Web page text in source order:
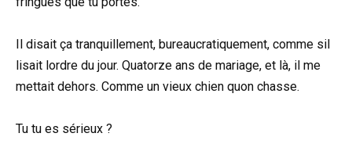
Il disait ça tranquillement, bureaucratiquement, comme sil
lisait lordre du jour. Quatorze ans de mariage, et là, il me
mettait dehors. Comme un vieux chien quon chasse.
Tu tu es sérieux ?